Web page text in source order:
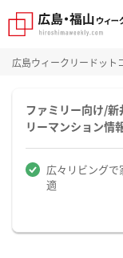
広島ウィークリードット
ファミリー向け/
リーマンション情
広々リビングで
適